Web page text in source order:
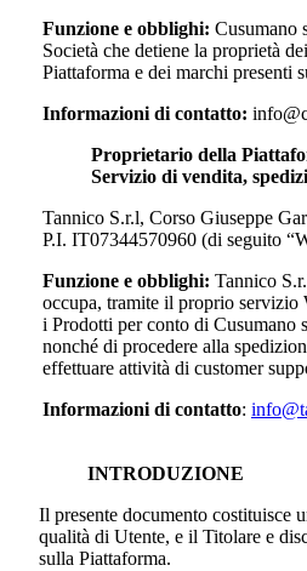
Funzione e obblighi: Cusumano
Società che detiene la proprietà
Piattaforma e dei marchi presenti
Informazioni di contatto:
Proprietario della
Servizio di vendita,
Tannico S.r.l, Corso Giuseppe
P.I. IT07344570960 (di seguito
Funzione e obblighi: Tannico
occupa, tramite il proprio servizio
i Prodotti per conto di Cusumano
nonché di procedere alla
effettuare attività di customer
Informazioni di contatto:
INTRODUZIONE
Il presente documento costituisce
qualità di Utente, e il Titolare e
sulla Piattaforma.